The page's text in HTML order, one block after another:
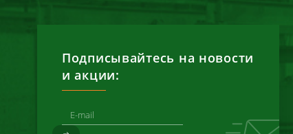
Подписывайтесь на новости
и акции: